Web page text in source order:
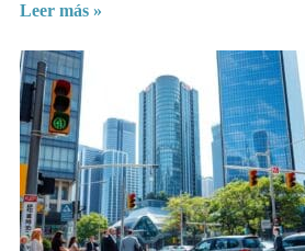
Leer más »